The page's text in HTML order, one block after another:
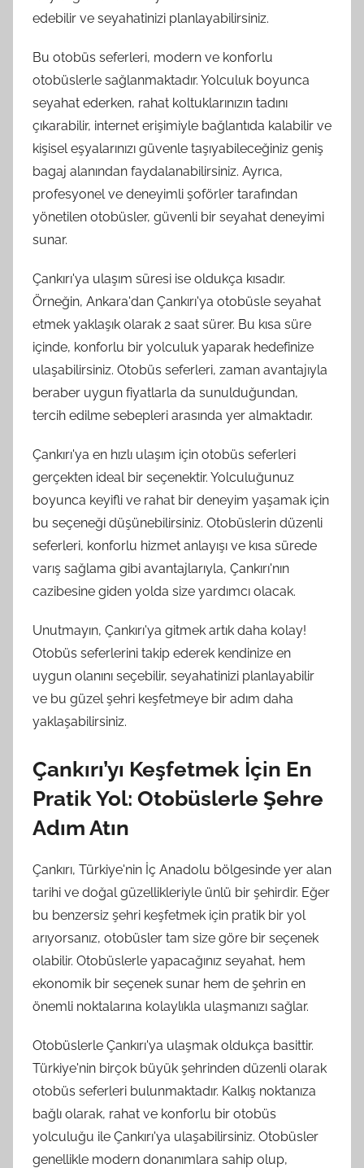
edebilir ve seyahatinizi planlayabilirsiniz.
Bu otobüs seferleri, modern ve konforlu
otobüslerle sağlanmaktadır. Yolculuk boyunca
seyahat ederken, rahat koltuklarınızın tadını
çıkarabilir, internet erişimiyle bağlantıda kalabilir ve
kişisel eşyalarınızı güvenle taşıyabileceğiniz geniş
bagaj alanından faydalanabilirsiniz. Ayrıca,
profesyonel ve deneyimli şoförler tarafından
yönetilen otobüsler, güvenli bir seyahat deneyimi
sunar.
Çankırı'ya ulaşım süresi ise oldukça kısadır.
Örneğin, Ankara'dan Çankırı'ya otobüsle seyahat
etmek yaklaşık olarak 2 saat sürer. Bu kısa süre
içinde, konforlu bir yolculuk yaparak hedefinize
ulaşabilirsiniz. Otobüs seferleri, zaman avantajıyla
beraber uygun fiyatlarla da sunulduğundan,
tercih edilme sebepleri arasında yer almaktadır.
Çankırı'ya en hızlı ulaşım için otobüs seferleri
gerçekten ideal bir seçenektir. Yolculuğunuz
boyunca keyifli ve rahat bir deneyim yaşamak için
bu seçeneği düşünebilirsiniz. Otobüslerin düzenli
seferleri, konforlu hizmet anlayışı ve kısa sürede
varış sağlama gibi avantajlarıyla, Çankırı'nın
cazibesine giden yolda size yardımcı olacak.
Unutmayın, Çankırı'ya gitmek artık daha kolay!
Otobüs seferlerini takip ederek kendinize en
uygun olanını seçebilir, seyahatinizi planlayabilir
ve bu güzel şehri keşfetmeye bir adım daha
yaklaşabilirsiniz.
Çankırı’yı Keşfetmek İçin En
Pratik Yol: Otobüslerle Şehre
Adım Atın
Çankırı, Türkiye'nin İç Anadolu bölgesinde yer alan
tarihi ve doğal güzellikleriyle ünlü bir şehirdir. Eğer
bu benzersiz şehri keşfetmek için pratik bir yol
arıyorsanız, otobüsler tam size göre bir seçenek
olabilir. Otobüslerle yapacağınız seyahat, hem
ekonomik bir seçenek sunar hem de şehrin en
önemli noktalarına kolaylıkla ulaşmanızı sağlar.
Otobüslerle Çankırı'ya ulaşmak oldukça basittir.
Türkiye'nin birçok büyük şehrinden düzenli olarak
otobüs seferleri bulunmaktadır. Kalkış noktanıza
bağlı olarak, rahat ve konforlu bir otobüs
yolculuğu ile Çankırı'ya ulaşabilirsiniz. Otobüsler
genellikle modern donanımlara sahip olup,